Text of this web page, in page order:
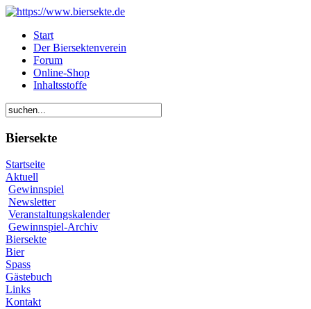
Start
Der Biersektenverein
Forum
Online-Shop
Inhaltsstoffe
Biersekte
Startseite
Aktuell
Gewinnspiel
Newsletter
Veranstaltungskalender
Gewinnspiel-Archiv
Biersekte
Bier
Spass
Gästebuch
Links
Kontakt